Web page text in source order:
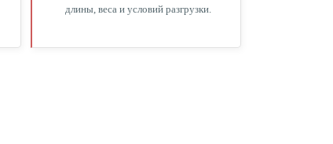
длины, веса и условий разгрузки.